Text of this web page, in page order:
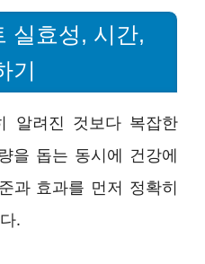
실효성, 시간,
기
알려진 것보다 복잡한
을 돕는 동시에 건강에
과 효과를 먼저 정확히
.